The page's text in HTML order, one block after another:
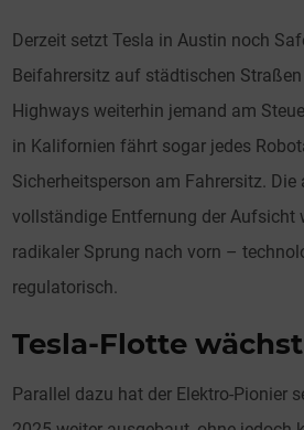
Derzeit setzt Tesla in Austin noch
Beifahrersitz auf städtischen
Highways weiterhin jemand am
in Kalifornien fährt sogar jedes
Sicherheitsperson am Fahrersitz. Die
vollständige Entfernung der Aufsicht
radikaler Sprung nach vorn –
regulatorisch.
Tesla-Flotte
Parallel dazu hat der Elektro-Pionier